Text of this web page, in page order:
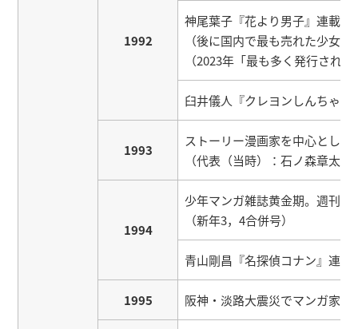
1992
神尾葉子『花より男子』連載開
（後に国内で最も売れた少女
（2023年「最も多く発行され
臼井儀人『クレヨンしんちゃん
1993
ストーリー漫画家を中心とし
（代表（当時）：石ノ森章太郎
1994
少年マンガ雑誌黄金期。週刊
（新年3，4合併号）
青山剛昌『名探偵コナン』連載
1995 阪神・淡路大震災でマンガ家ら